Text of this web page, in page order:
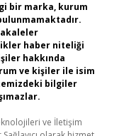
bir marka, kurum
haber niteliği
hakkında
ve kişiler ile isim
bilgiler
ve İletişim